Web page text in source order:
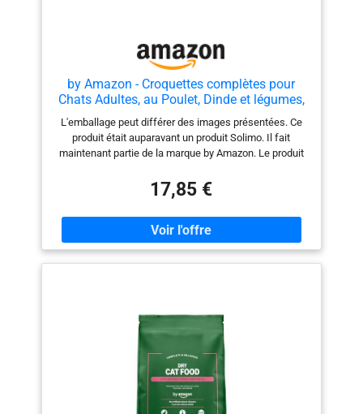
by Amazon - Croquettes complètes pour
Chats Adultes, au Poulet, Dinde et légumes,
10kg, Lot de 1
L'emballage peut différer des images présentées. Ce
produit était auparavant un produit Solimo. Il fait
maintenant partie de la marque by Amazon. Le produit
qualité Nourriture pour chat adulte : 100 % complète et
équilibrée Élaboré par des nutritionnistes spécialisés,
en collaboration avec des vétérinaires Viande et
produits dérivés d’origine animale : env. 36 % (produits
dérivés d’origine animale consommables par les
humains) Prébiotiques naturels pour faciliter la
orge ajoutés Recette goûteuse avec des protéines de
grande qualité Sachet refermable pour une fraîcheur
maximale
17,85 €